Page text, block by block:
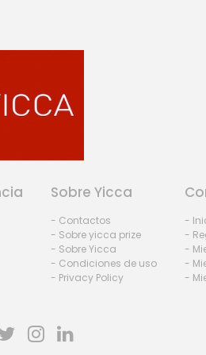
Sobre Yicca
- Contactos
- Sobre yicca prize
- Sobre Yicca
- Condiciones de uso
- Privacy Policy
-
-
-
-
-